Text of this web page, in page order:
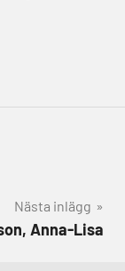
Nästa inlägg
Anna-Lisa